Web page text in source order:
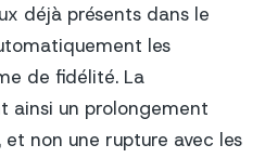
déjà présents dans le
les
de fidélité. La
ainsi un prolongement
non une rupture avec les